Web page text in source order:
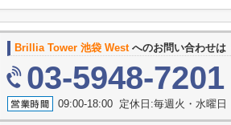
Brillia Tower 池袋 Westへのお問い合わせは
03-5948-7201
09:00-18:00 定休日:毎週火・水曜日